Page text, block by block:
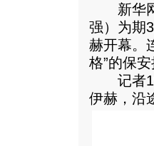
新华网
强）为期
赫开幕。
格”的保安
记者19
伊赫，沿